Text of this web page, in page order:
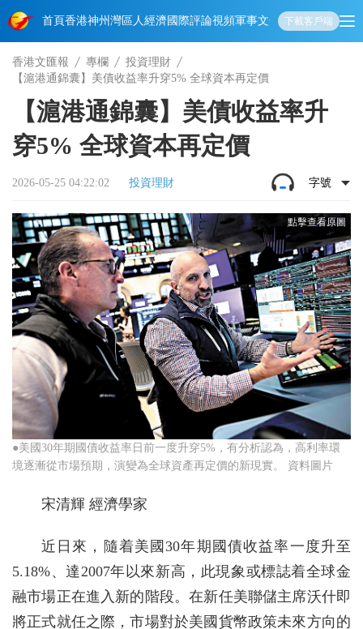
首頁香港神州 灣區人經濟國際評論視頻軍事文化 娛樂生活教育體
下載客戶端
香港文匯報 專欄
投資理財
【滬港通錦囊】美債收益率升穿5% 全球資本再定價
【滬港通錦囊】美債收益率升
穿5% 全球資本再定價
2026-05-25 04:22:02 投資理財 字號
●美國30年期國債收益率日前一度升穿5%，有分析認為，高利率環
境逐漸從市場預期，演變為全球資產再定價的新現實。 資料圖片
宋清輝 經濟學家
近日來，隨着美國30年期國債收益率一度升至
5.18%、達2007年以來新高，此現象或標誌着全球金
融市場正在進入新的階段。在新任美聯儲主席沃什即
將正式就任之際，市場對於美國貨幣政策未來方向的